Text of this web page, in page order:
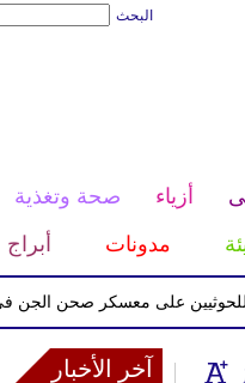
البحث
أزياء صحة وتغذية
مدونات أبراج
على معسكر صحن الجن في مأرب
آخر الأخبار